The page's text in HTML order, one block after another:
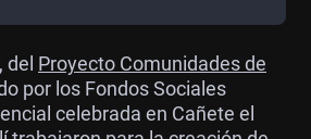
del Proyecto Comunidades de
por los Fondos Sociales
celebrada en Cañete el